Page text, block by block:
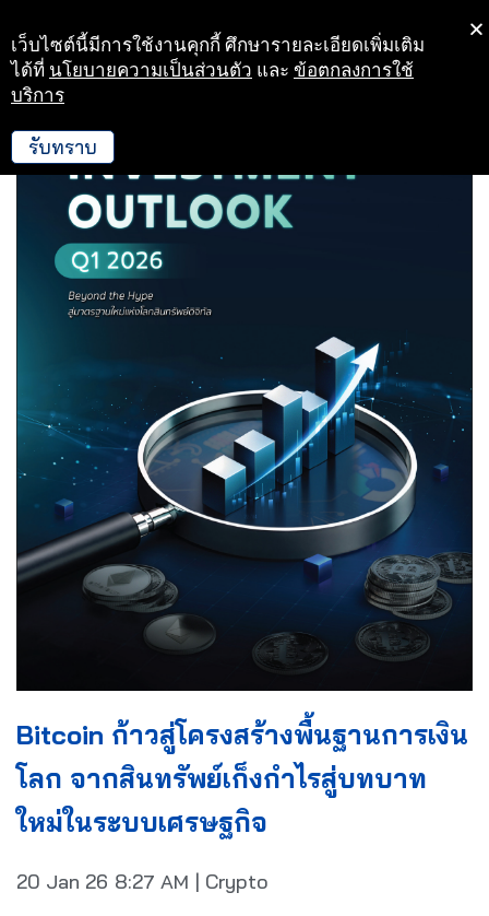
Skip
to
Bitcoin ก้าวสู่โครงสร้างพื้นฐานการเงิน
โลก จากสินทรัพย์เก็งกำไรสู่บทบาท
ใหม่ในระบบเศรษฐกิจ
20 Jan 26 8:27 AM | Crypto
เว็บไซต์นี้มีการใช้งานคุกกี้ ศึกษารายละเอียดเพิ่มเติม
ได้ที่ นโยบายความเป็นส่วนตัว และ ข้อตกลงการใช้
บริการ
รับทราบ